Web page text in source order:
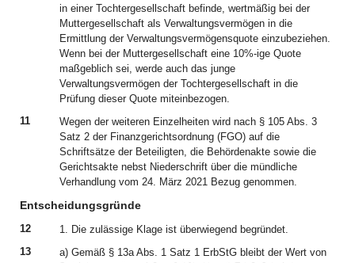
in einer Tochtergesellschaft befinde, wertmäßig bei der
Muttergesellschaft als Verwaltungsvermögen in die
Ermittlung der Verwaltungsvermögensquote einzubeziehen.
Wenn bei der Muttergesellschaft eine 10%-ige Quote
maßgeblich sei, werde auch das junge
Verwaltungsvermögen der Tochtergesellschaft in die
Prüfung dieser Quote miteinbezogen.
11
Wegen der weiteren Einzelheiten wird nach § 105 Abs. 3
Satz 2 der Finanzgerichtsordnung (FGO) auf die
Schriftsätze der Beteiligten, die Behördenakte sowie die
Gerichtsakte nebst Niederschrift über die mündliche
Verhandlung vom 24. März 2021 Bezug genommen.
Entscheidungsgründe
12
1. Die zulässige Klage ist überwiegend begründet.
13
a) Gemäß § 13a Abs. 1 Satz 1 ErbStG bleibt der Wert von